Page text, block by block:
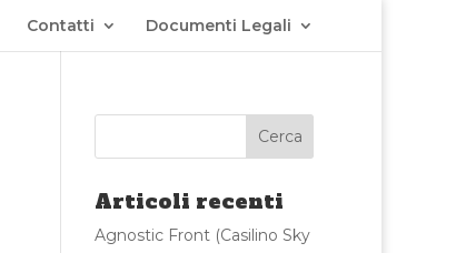
Contatti Documenti Legali
Articoli recenti
Agnostic Front (Casilino Sky